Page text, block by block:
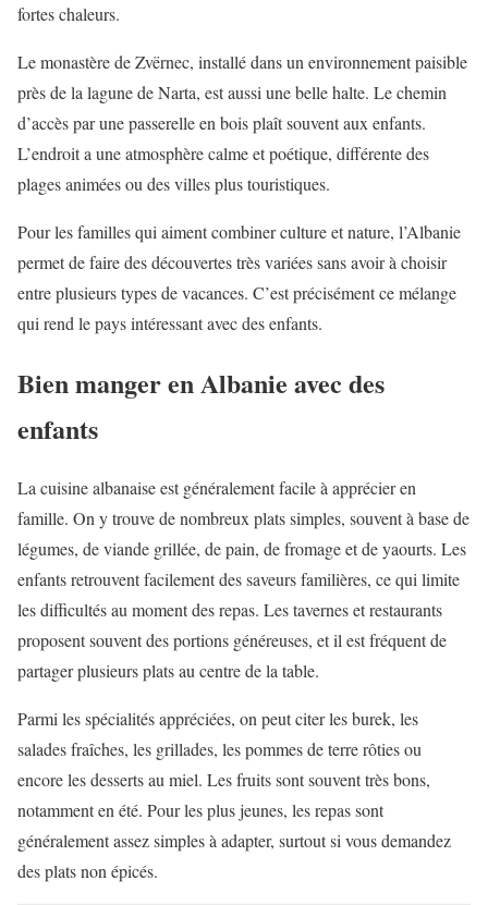
fortes chaleurs.
Le monastère de Zvërnec, installé dans un environnement paisible
près de la lagune de Narta, est aussi une belle halte. Le chemin
d’accès par une passerelle en bois plaît souvent aux enfants.
L’endroit a une atmosphère calme et poétique, différente des
plages animées ou des villes plus touristiques.
Pour les familles qui aiment combiner culture et nature, l’Albanie
permet de faire des découvertes très variées sans avoir à choisir
entre plusieurs types de vacances. C’est précisément ce mélange
qui rend le pays intéressant avec des enfants.
Bien manger en Albanie avec des
enfants
La cuisine albanaise est généralement facile à apprécier en
famille. On y trouve de nombreux plats simples, souvent à base de
légumes, de viande grillée, de pain, de fromage et de yaourts. Les
enfants retrouvent facilement des saveurs familières, ce qui limite
les difficultés au moment des repas. Les tavernes et restaurants
proposent souvent des portions généreuses, et il est fréquent de
partager plusieurs plats au centre de la table.
Parmi les spécialités appréciées, on peut citer les burek, les
salades fraîches, les grillades, les pommes de terre rôties ou
encore les desserts au miel. Les fruits sont souvent très bons,
notamment en été. Pour les plus jeunes, les repas sont
généralement assez simples à adapter, surtout si vous demandez
des plats non épicés.